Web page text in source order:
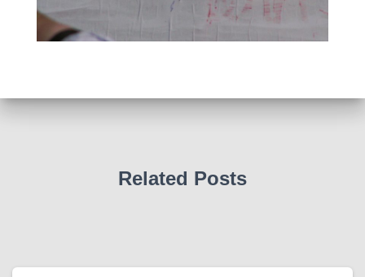
Related Posts